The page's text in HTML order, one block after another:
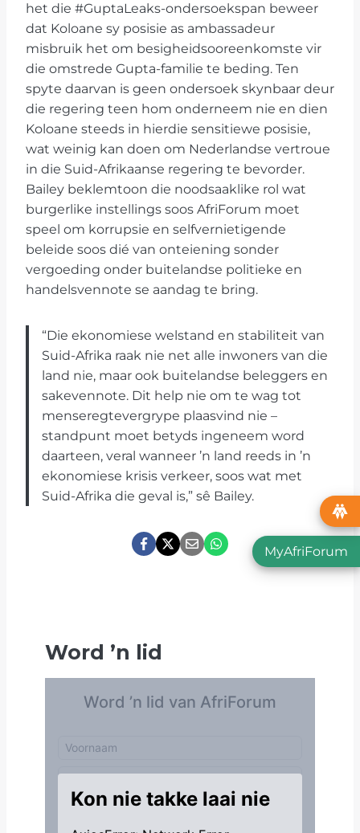
het die #GuptaLeaks-ondersoekspan beweer
dat Koloane sy posisie as ambassadeur
misbruik het om besigheidsooreenkomste vir
die omstrede Gupta-familie te beding. Ten
spyte daarvan is geen ondersoek skynbaar deur
die regering teen hom onderneem nie en dien
Koloane steeds in hierdie sensitiewe posisie,
wat weinig kan doen om Nederlandse vertroue
in die Suid-Afrikaanse regering te bevorder.
Bailey beklemtoon die noodsaaklike rol wat
burgerlike instellings soos AfriForum moet
speel om korrupsie en selfvernietigende
beleide soos dié van onteiening sonder
vergoeding onder buitelandse politieke en
handelsvennote se aandag te bring.
“Die ekonomiese welstand en stabiliteit van
Suid-Afrika raak nie net alle inwoners van die
land nie, maar ook buitelandse beleggers en
sakevennote. Dit help nie om te wag tot
menseregtevergrype plaasvind nie –
standpunt moet betyds ingeneem word
daarteen, veral wanneer ’n land reeds in ’n
ekonomiese krisis verkeer, soos wat met
Suid-Afrika die geval is,” sê Bailey.
Word ’n lid
MyAfriForum